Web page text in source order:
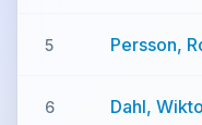
5 Persson,
6 Dahl,